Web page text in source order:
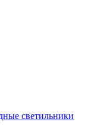
светильники